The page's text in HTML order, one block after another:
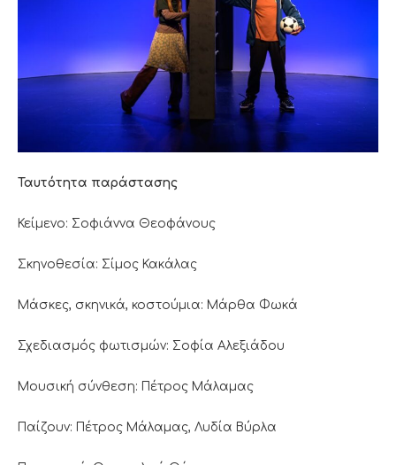
Ταυτότητα παράστασης
Κείμενο: Σοφιάννα Θεοφάνους
Σκηνοθεσία: Σίμος Κακάλας
Μάσκες, σκηνικά, κοστούμια: Μάρθα Φωκά
Σχεδιασμός φωτισμών: Σοφία Αλεξιάδου
Μουσική σύνθεση: Πέτρος Μάλαμας
Παίζουν: Πέτρος Μάλαμας, Λυδία Βύρλα